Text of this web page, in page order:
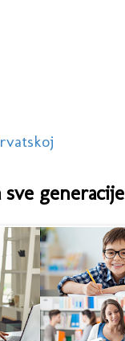
sve generacije